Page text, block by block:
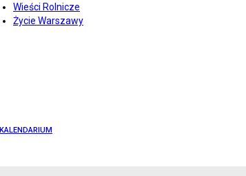
Wieści Rolnicze
Życie Warszawy
KALENDARIUM